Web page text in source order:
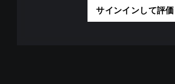
サインインして評価